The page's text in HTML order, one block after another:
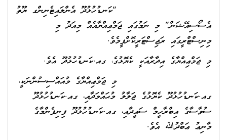
"ކަނޑުހުޅުދޫ އެންލައިޓެނިންގ ޔޫތު
އެސޯސިއޭޝަން" މި ނަމުގައި ޖަމްޢިއްޔާއެއް މިއަދު މި
މިނިސްޓްރީގައި ރަޖިސްޓަރީކޮށްފީމެވެ.
މި ޖަމްޢިއްޔާގެ އިދާރާއަކީ ކެޔޮޅުގެ، ގއ.ކަނޑުހުޅުދޫ އެވެ.
މި ޖަމްޢިއްޔާގެ މުއައްސިސުންނަކީ،
ގއ.ކަނޑުހުޅުދޫ ކެޔޮޅުގެ ޖަލާލު މުޙައްމަދާއި، ގއ.ކަނޑުހުޅުދޫ
ސުވާސާގެ އިބްރާހީމް ސަޢީދާއި، ގއ.ކަނޑުހުޅުދޫ ފިނިފެންމާގެ
މާނިޢު ޢަބްދުﷲ އެވެ.